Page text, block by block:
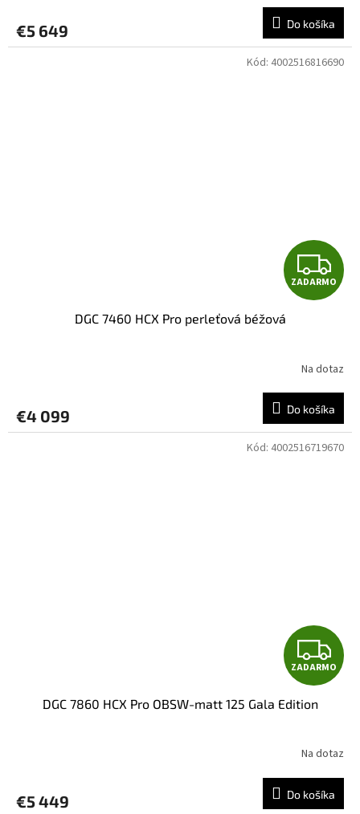
R
M
€5 649 Do košíka
Z
A
A
R
M
ZADARMO
DGC 7460 HCX Pro perleťová béžová
Na dotaz
€4 099 Do košíka
Kód: 4002516816690
Z
A
A
R
ZADARMO
DGC 7860 HCX Pro OBSW-matt 125 Gala Edition
Na dotaz
€5 449 Do košíka
Kód: 4002516719670